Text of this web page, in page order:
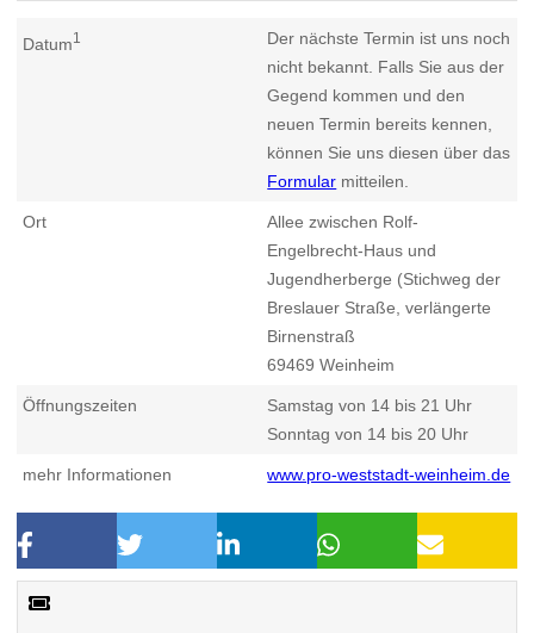
Datum1
Der nächste Termin ist uns noch
nicht bekannt. Falls Sie aus der
Gegend kommen und den
neuen Termin bereits kennen,
können Sie uns diesen über das
Formular mitteilen.
Ort
Allee zwischen Rolf-
Engelbrecht-Haus und
Jugendherberge (Stichweg der
Breslauer Straße, verlängerte
Birnenstraß
69469 Weinheim
Öffnungszeiten
Samstag von 14 bis 21 Uhr
Sonntag von 14 bis 20 Uhr
mehr Informationen www.pro-weststadt-weinheim.de